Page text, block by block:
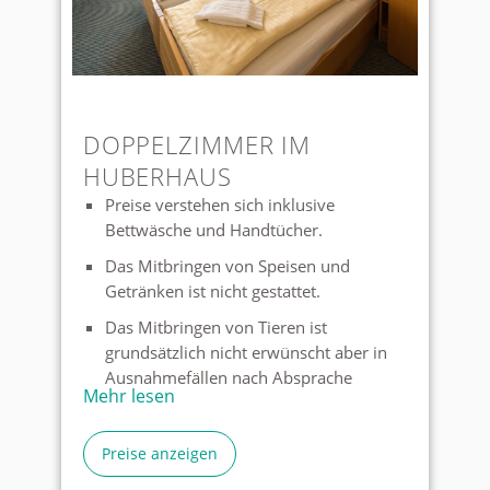
DOPPELZIMMER IM
HUBERHAUS
Preise verstehen sich inklusive
Bettwäsche und Handtücher.
Das Mitbringen von Speisen und
Getränken ist nicht gestattet.
Das Mitbringen von Tieren ist
grundsätzlich nicht erwünscht aber in
Ausnahmefällen nach Absprache
möglich.
Auf den Zimmern gibt es keinen TV,
allerdings im Aufenthaltsraum
Mehr lesen
Preise anzeigen